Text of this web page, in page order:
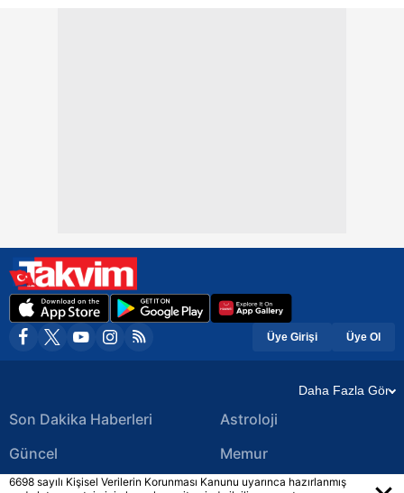
Üye Girişi Üye Ol
Daha Fazla Gör
Son Dakika Haberleri
Güncel
Ekonomi Haberleri
Astroloji
Memur
Yerel Haberler
6698 sayılı Kişisel Verilerin Korunması Kanunu uyarınca hazırlanmış